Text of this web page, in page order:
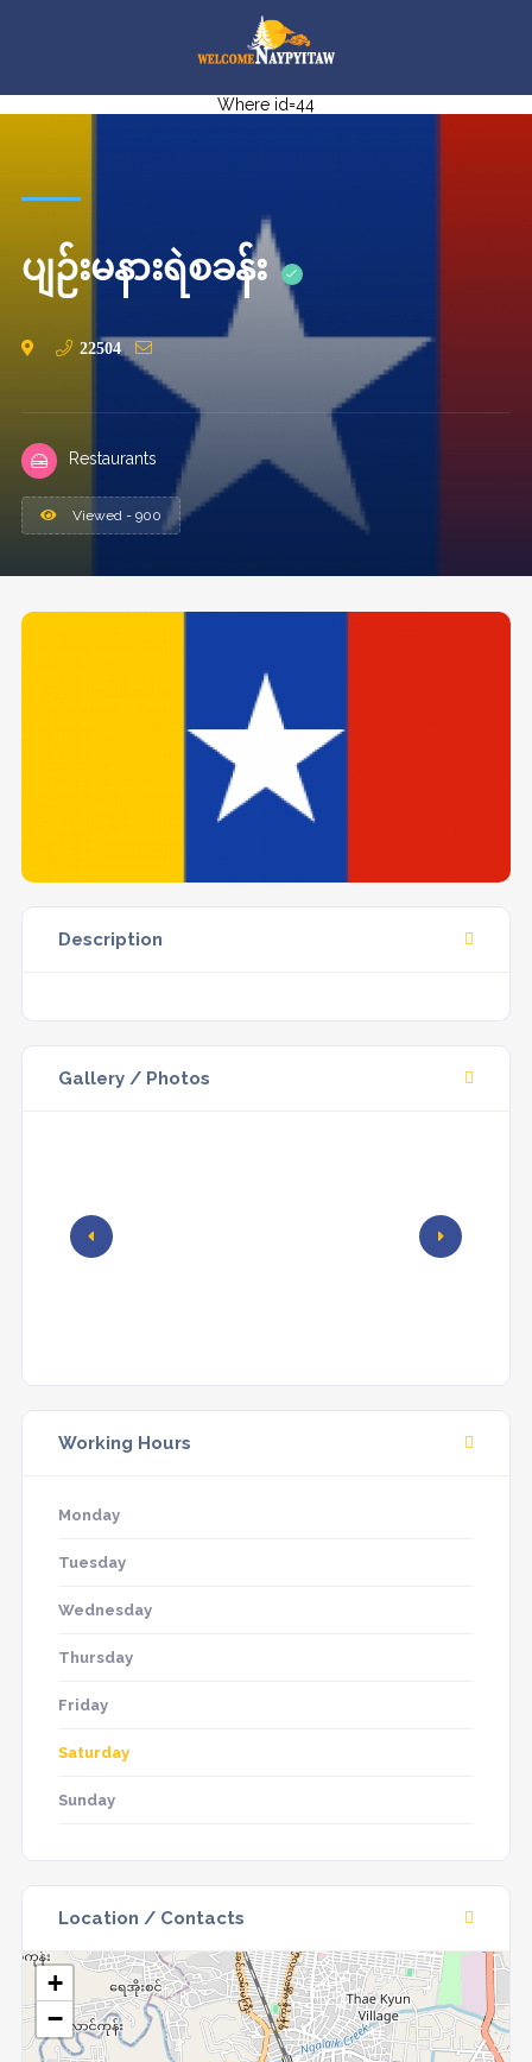
Where id=44
ပျဉ်းမနားရဲစခန်း
22504
Restaurants
Viewed - 900
Description
Gallery / Photos
Working Hours
Monday
Tuesday
Wednesday
Thursday
Friday
Saturday
Sunday
Location / Contacts
+
−